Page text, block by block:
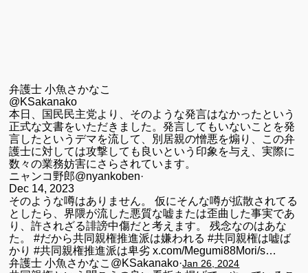
弁護士 小魚さかなこ
@KSakanako
本日、国民民主党より、そのような発言はなかったという
正式な文書をいただきました。発言してもいないことを発
言したというデマを流して、別居親の憎悪を煽り、この弁
護士に対しては攻撃しても良いという印象を与え、実際に
数々の業務妨害にさらされています。
ニャンコ野郎@nyankoben·
Dec 14, 2023
そのような噂はありません。 仮にそんな噂が拡散されてる
としたら、界隈が流した悪質な嘘または歪曲した事実であ
り、許されざる誹謗中傷だと考えます。 残念なのはあな
た。#だから共同親権推進派は嫌われる #共同親権は嘘ば
かり #共同親権推進派は卑劣 x.com/Megumi88Mori/s…
弁護士 小魚さかなこ @KSakanako·Jan 26, 2024